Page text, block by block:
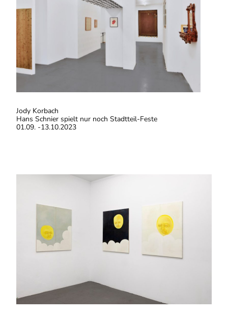
Jody Korbach
Hans Schnier spielt nur noch Stadtteil-Feste
01.09. -13.10.2023